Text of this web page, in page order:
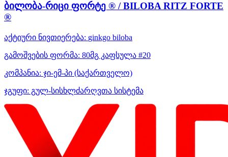
ბილობა-რიცი ფორტე ® / BILOBA RITZ FORTE
®
აქტიური ნივთიერება: ginkgo biloba
გამოშვების ფორმა: 80მგ კაფსულა #20
კომპანია: ჯი-ემ-პი (საქართველო)
ჯგუფი: გულ-სისხლძარღვთა სისტემა